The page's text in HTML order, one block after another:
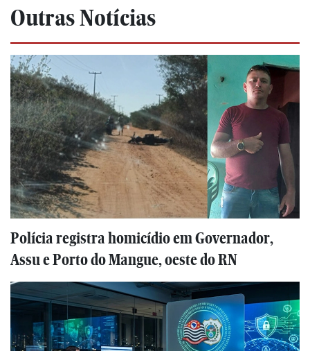
Outras Notícias
Polícia registra homicídio em Governador,
Assu e Porto do Mangue, oeste do RN